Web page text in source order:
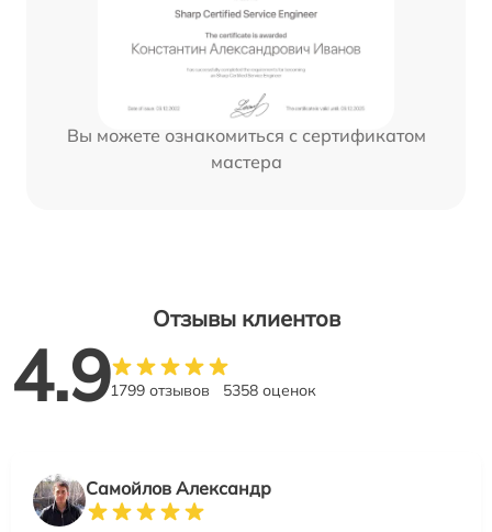
Вы можете ознакомиться с сертификатом
мастера
Отзывы клиентов
4.91799 отзывов 5358 оценок
Самойлов Александр